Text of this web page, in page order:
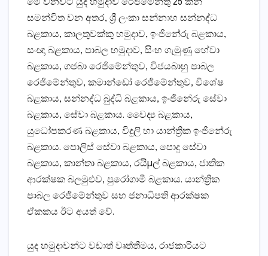
මේ වනවිට යුද හමුදාව රෙජිමේන්තු 25 කින්
සමන්විත වන අතර, ශ්‍රී ලංකා සන්නාහ සන්නද්ධ
බළකාය, කාලතුවක්‌කු හමුදාව, ඉංජිනේරු බළකාය,
සංඥා බළකාය, පාබල හමුදාව, සිංහ ගැමුණු හේවා
බළකාය, ගජබා රෙජිමේන්තුව, විජයබාහු පාබල
රෙජිමේන්තුව, කමාන්ඩෝ රෙජිමේන්තුව, විශේෂ
බළකාය, සන්නද්ධ බුද්ධි බළකාය, ඉංජිනේරු සේවා
බළකාය, සේවා බළකාය. වෛද්‍ය බළකාය,
යුධෝපකරණ බළකාය, විදුලි හා යාන්ත්‍රික ඉංජිනේරු
බළකාය. පොලිස්‌ සේවා බළකාය, පොදු සේවා
බළකාය, කාන්තා බළකාය, රයිµල් බළකාය, ජාතික
ආරක්‌ෂක බලමුළුව, පුරෝගාමී බළකාය. යාන්ත්‍රික
පාබල රෙජිමේන්තුව සහ ජනාධිපති ආරක්‌ෂක
ඒකකය ඊට අයත් වේ.
යුද හමුදාවන්ට වඩාත් වෘත්තීමය, රාජකාරියට